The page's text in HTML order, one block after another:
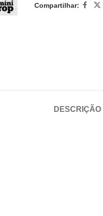
Compartilhar:
DESCRIÇÃO